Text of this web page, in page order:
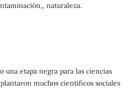
naturaleza.
una etapa negra para las ciencias
muchos científicos sociales